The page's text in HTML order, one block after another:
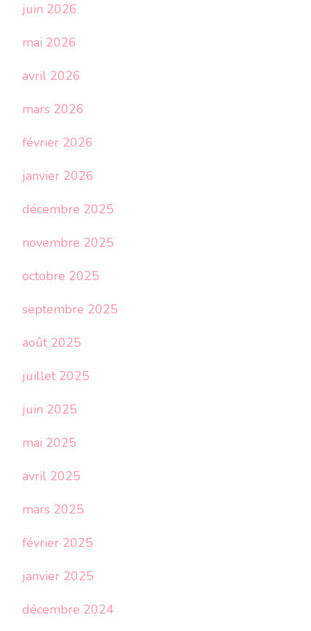
juin 2026
mai 2026
avril 2026
mars 2026
février 2026
janvier 2026
décembre 2025
novembre 2025
octobre 2025
septembre 2025
août 2025
juillet 2025
juin 2025
mai 2025
avril 2025
mars 2025
février 2025
janvier 2025
décembre 2024